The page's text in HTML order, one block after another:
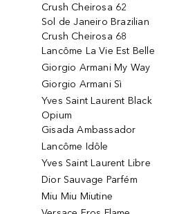
Crush Cheirosa 62
Sol de Janeiro Brazilian
Crush Cheirosa 68
Lancôme La Vie Est Belle
Giorgio Armani My Way
Giorgio Armani Sì
Yves Saint Laurent Black
Opium
Gisada Ambassador
Lancôme Idôle
Yves Saint Laurent Libre
Dior Sauvage Parfém
Miu Miu Miutine